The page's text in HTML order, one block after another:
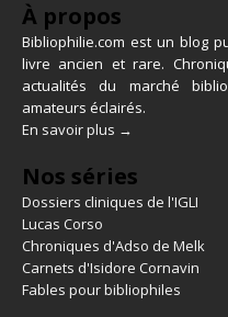
À propos
Bibliophilie.com est un blog
livre ancien et rare.
actualités du marché
amateurs éclairés.
En savoir plus →
Nos séries
Dossiers cliniques de l'IGLI
Lucas Corso
Chroniques d'Adso de Melk
Carnets d'Isidore Cornavin
Fables pour bibliophiles